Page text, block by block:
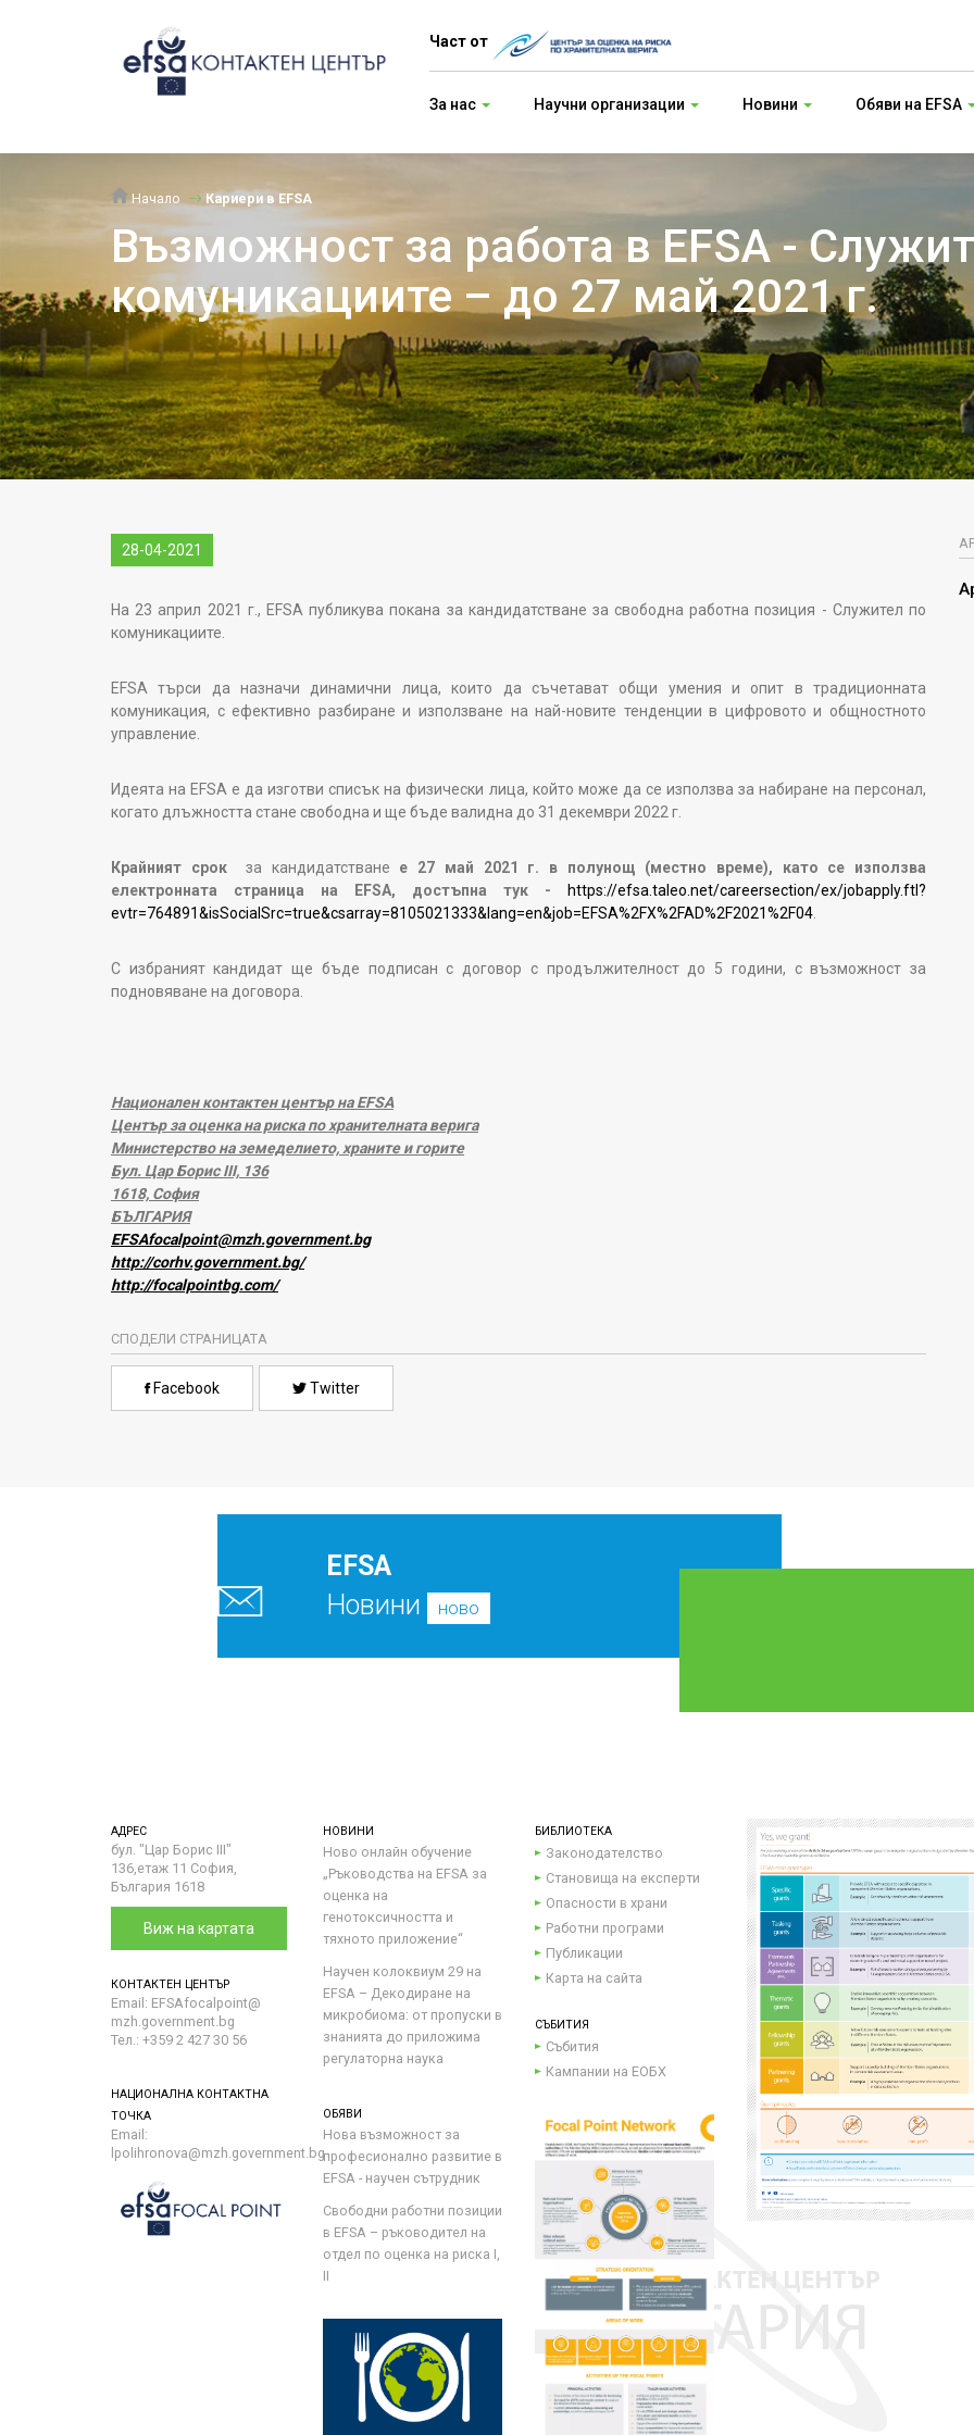
Част от
За нас Научни организации Новини Обяви на EFSA
Начало Кариери в EFSA
Възможност за работа в EFSA -
комуникациите – до 27 май 2021 г.
28-04-2021
На 23 април 2021 г., EFSA публикува покана за кандидатстване за свободна работна позиция - Служител по
комуникациите.
EFSA търси да назначи динамични лица, които да съчетават общи умения и опит в традиционната
комуникация, с ефективно разбиране и използване на най-новите тенденции в цифровото и общностното
управление.
Идеята на EFSA е да изготви списък на физически лица, който може да се използва за набиране на персонал,
когато длъжността стане свободна и ще бъде валидна до 31 декември 2022 г.
Крайният срокза кандидатстване е 27 май 2021 г. в полунощ (местно време), като се използва
електронната страница на EFSA, достъпна тук -
https://efsa.taleo.net/careersection/ex/jobapply.ftl?
evtr=764891&isSocialSrc=true&csarray=8105021333&lang=en&job=EFSA%2FX%2FAD%2F2021%2F04
С избраният кандидат ще бъде подписан с договор с продължителност до 5 години, с възможност за
подновяване на договора.
Национален контактен център на EFSA
Център за оценка на риска по хранителната верига
Министерство на земеделието, храните и горите
Бул. Цар Борис III, 136
1618, София
БЪЛГАРИЯ
EFSAfocalpoint@mzh.government.bg
http://corhv.government.bg/
http://focalpointbg.com/
СПОДЕЛИ СТРАНИЦАТА
Facebook Twitter
EFSA
Новини
ново
АДРЕС
бул. "Цар Борис III"
136,етаж 11 София,
България 1618
Виж на картата
КОНТАКТЕН ЦЕНТЪР
Email: EFSAfocalpoint@
mzh.government.bg
Тел.: +359 2 427 30 56
НАЦИОНАЛНА КОНТАКТНА
ТОЧКА
Email:
lpolihronova@mzh.government.bg
НОВИНИ
Ново онлайн обучение
„Ръководства на ЕFSA за
оценка на
генотоксичността и
тяхното приложение“
Научен колоквиум 29 на
EFSA – Декодиране на
микробиома: от пропуски в
знанията до приложима
регулаторна наука
ОБЯВИ
Нова възможност за
професионално развитие в
EFSA - научен сътрудник
Свободни работни позиции
в EFSA – ръководител на
отдел по оценка на риска I,
II
БИБЛИОТЕКА
Законодателство
Становища на експерти
Опасности в храни
Работни програми
Публикации
Карта на сайта
СЪБИТИЯ
Събития
Кампании на ЕОБХ